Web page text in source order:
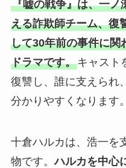
『嘘の戦争』は、一ノ
える詐欺師チーム、復
して30年前の事件に関
ドラマです。キャスト
復讐し、誰に支えられ
分かりやすくなります。
十倉ハルカは、浩一を
物です。ハルカを中心